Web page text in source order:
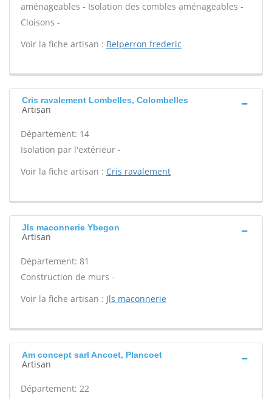
aménageables - Isolation des combles aménageables -
Cloisons -
Voir la fiche artisan : Belperron frederic
Cris ravalement Lombelles, Colombelles
Artisan
Département: 14
Isolation par l'extérieur -
Voir la fiche artisan : Cris ravalement
Jls maconnerie Ybegon
Artisan
Département: 81
Construction de murs -
Voir la fiche artisan : Jls maconnerie
Am concept sarl Ancoet, Plancoet
Artisan
Département: 22